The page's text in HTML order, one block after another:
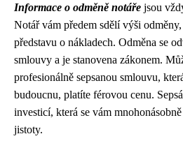
Informace o odměně notáře jsou
Notář vám předem sdělí výši
představu o nákladech. Odměna se
smlouvy a je stanovena zákonem.
profesionálně sepsanou smlouvu,
budoucnu, platíte férovou cenu.
investicí, která se vám
jistoty.